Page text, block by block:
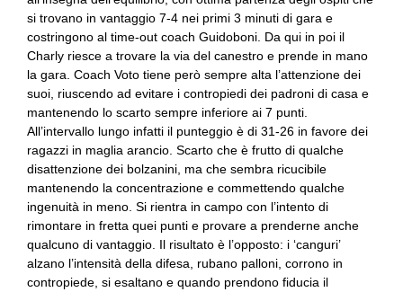
si trovano in vantaggio 7-4 nei primi 3 minuti di gara e
costringono al time-out coach Guidoboni. Da qui in poi il
Charly riesce a trovare la via del canestro e prende in mano
la gara. Coach Voto tiene però sempre alta l’attenzione dei
suoi, riuscendo ad evitare i contropiedi dei padroni di casa e
mantenendo lo scarto sempre inferiore ai 7 punti.
All’intervallo lungo infatti il punteggio è di 31-26 in favore dei
ragazzi in maglia arancio. Scarto che è frutto di qualche
disattenzione dei bolzanini, ma che sembra ricucibile
mantenendo la concentrazione e commettendo qualche
ingenuità in meno. Si rientra in campo con l’intento di
rimontare in fretta quei punti e provare a prenderne anche
qualcuno di vantaggio. Il risultato è l’opposto: i ‘canguri’
alzano l’intensità della difesa, rubano palloni, corrono in
contropiede, si esaltano e quando prendono fiducia il